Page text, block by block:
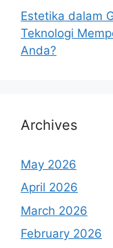
Estetika dalam
Teknologi
Anda?
Archives
May 2026
April 2026
March 2026
February 2026